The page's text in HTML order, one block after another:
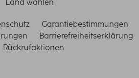
Land wählen
Garantiebestimmungen
Barrierefreiheitserklärung
Rückrufaktionen